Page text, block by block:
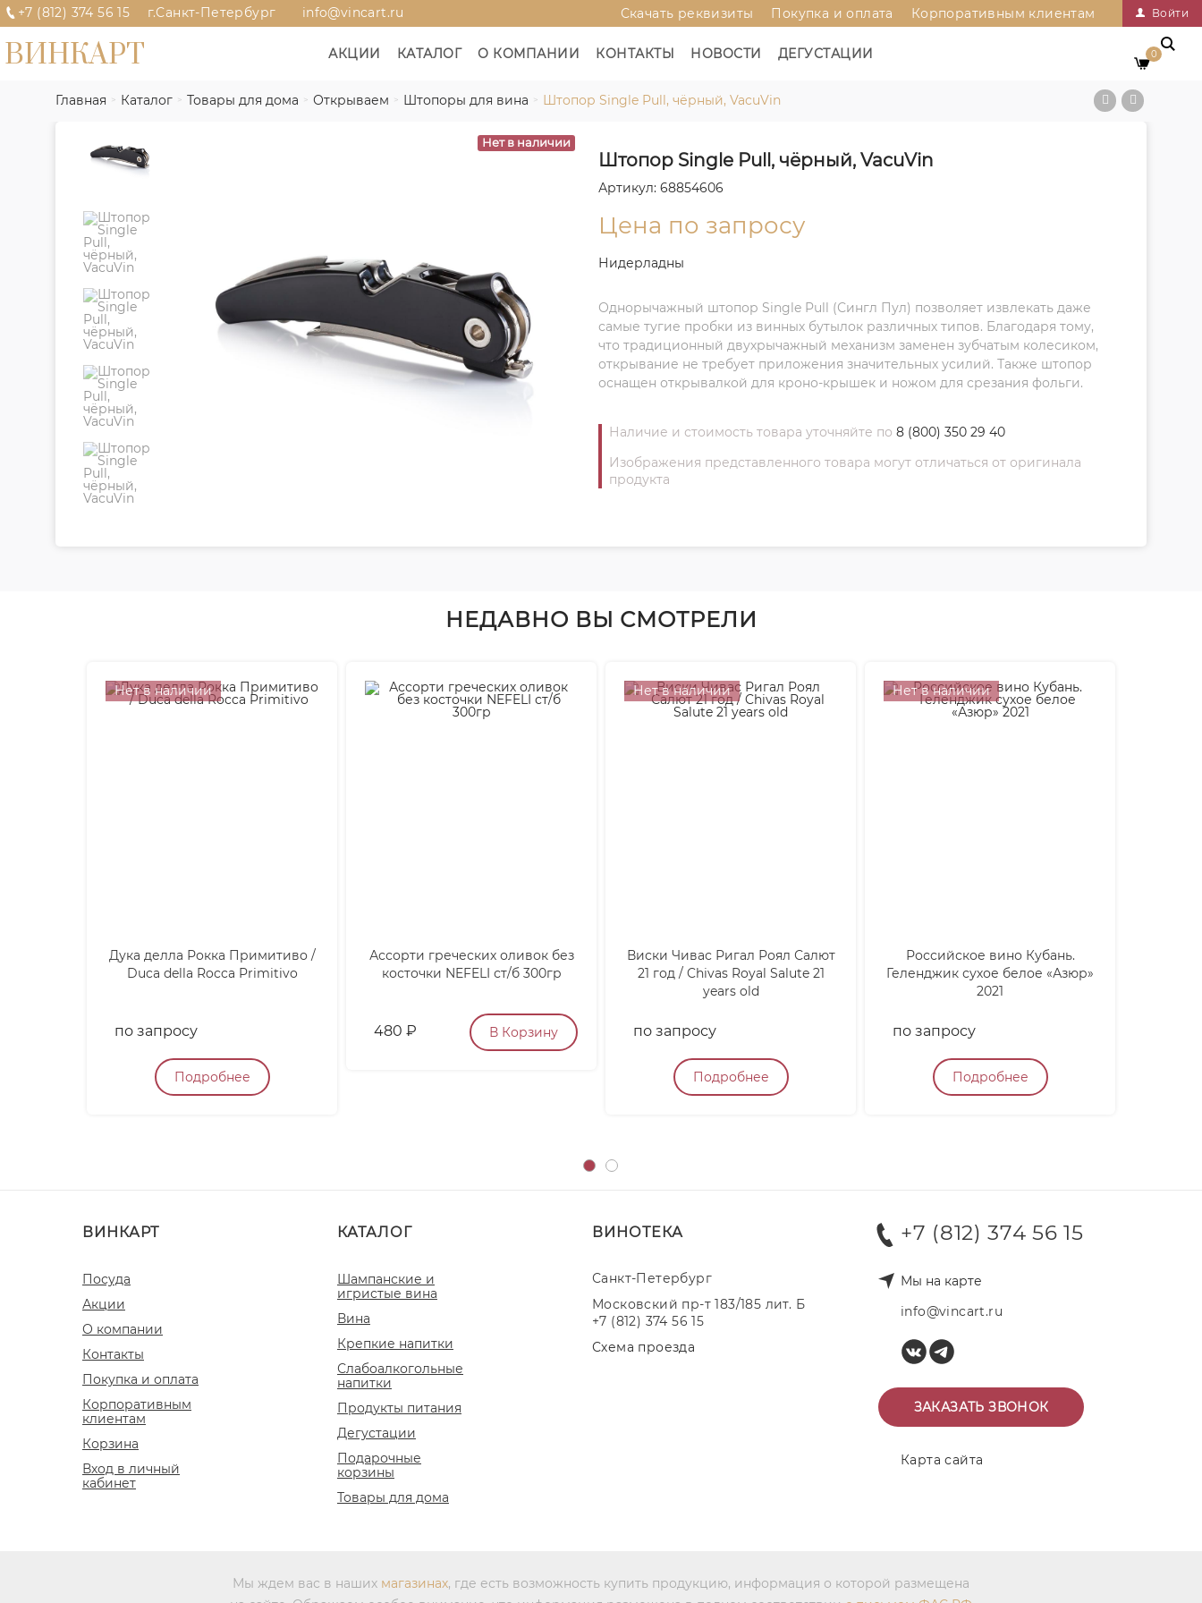
+7 (812) 374 56 15 г.Санкт-Петербург info@vincart.ru Войти
Скачать реквизиты Покупка и оплата Корпоративным клиентам
ВИНКАРТ АКЦИИ КАТАЛОГ О КОМПАНИИ КОНТАКТЫ НОВОСТИ ДЕГУСТАЦИИ 0
Главная Каталог Товары для дома Открываем Штопоры для вина Штопор Single Pull, чёрный, VacuVin
Нет в наличии
Штопор Single Pull, чёрный, VacuVin
Артикул: 68854606
Цена по запросу
Нидерладны
Однорычажный штопор Single Pull (Сингл Пул) позволяет извлекать даже
самые тугие пробки из винных бутылок различных типов. Благодаря тому,
что традиционный двухрычажный механизм заменен зубчатым колесиком,
открывание не требует приложения значительных усилий. Также штопор
оснащен открывалкой для кроно-крышек и ножом для срезания фольги.
Наличие и стоимость товара уточняйте по 8 (800) 350 29 40
Изображения представленного товара могут отличаться от оригинала
продукта
НЕДАВНО ВЫ СМОТРЕЛИ
Нет в наличии
Дука делла Рокка Примитиво /
Duca della Rocca Primitivo
по запросу
Подробнее
Ассорти греческих оливок без
косточки NEFELI ст/б 300гр
480 ₽ В Корзину
Нет в наличии
Виски Чивас Ригал Роял Салют
21 год / Chivas Royal Salute 21
years old
по запросу
Подробнее
Нет в наличии
Российское вино Кубань.
Геленджик сухое белое «Азюр»
2021
по запросу
Подробнее
ВИНКАРТ
Посуда
Акции
О компании
Контакты
Покупка и оплата
Корпоративным
клиентам
Корзина
Вход в личный
кабинет
КАТАЛОГ
Шампанские и
игристые вина
Вина
Крепкие напитки
Слабоалкогольные
напитки
Продукты питания
Дегустации
Подарочные
корзины
Товары для дома
ВИНОТЕКА
Санкт-Петербург
Московский пр-т 183/185 лит. Б
+7 (812) 374 56 15
Схема проезда
+7 (812) 374 56 15
Мы на карте
info@vincart.ru
ЗАКАЗАТЬ ЗВОНОК
Карта сайта
Мы ждем вас в наших магазинах, где есть возможность купить продукцию, информация о которой размещена